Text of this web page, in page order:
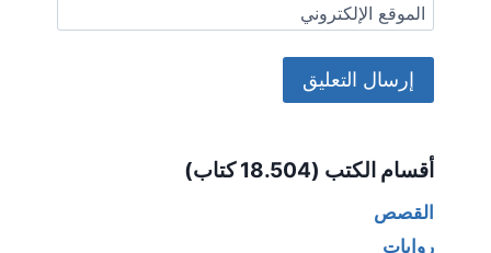
الموقع الإلكتروني
أقسام الكتب (18.504 كتاب)
القصص
روايات